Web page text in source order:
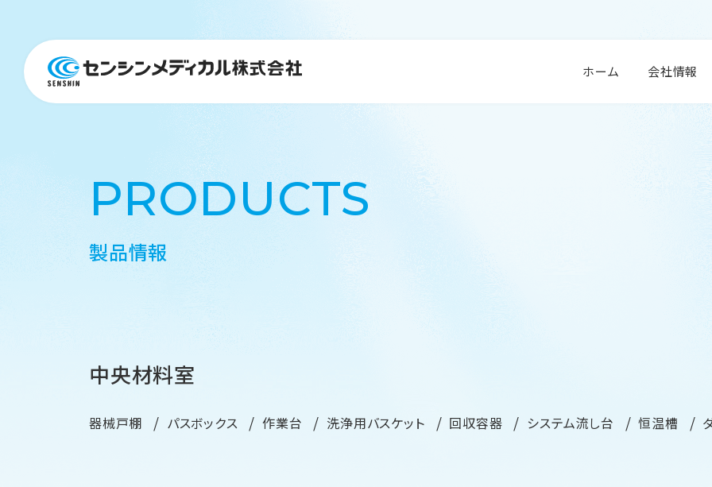
医療機器 衛生用品 センシンメディカル株式会社ホーム 会社情報
PRODUCTS
製品情報
中央材料室
器械戸棚 パスボックス 作業台 洗浄用バスケット 回収容器 システム流し台 恒温槽